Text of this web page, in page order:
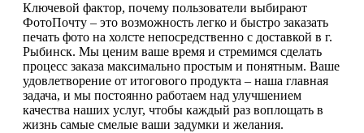
Ключевой фактор, почему пользователи выбирают
ФотоПочту – это возможность легко и быстро заказать
печать фото на холсте непосредственно с доставкой в г.
Рыбинск. Мы ценим ваше время и стремимся сделать
процесс заказа максимально простым и понятным. Ваше
удовлетворение от итогового продукта – наша главная
задача, и мы постоянно работаем над улучшением
качества наших услуг, чтобы каждый раз воплощать в
жизнь самые смелые ваши задумки и желания.